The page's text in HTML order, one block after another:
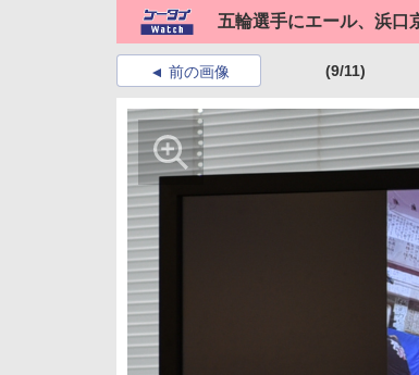
五輪選手にエール、浜口
前の画像 (9/11)